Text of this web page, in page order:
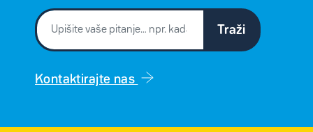
Traži
Kontaktirajte nas